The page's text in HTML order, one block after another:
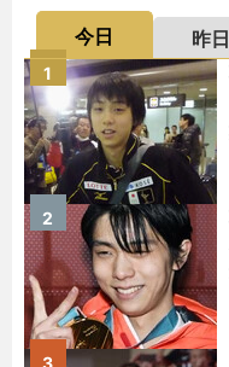
今日 昨日
1
2